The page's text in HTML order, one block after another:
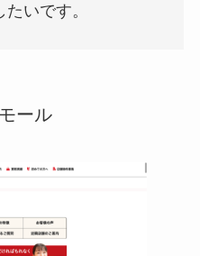
いです。
ール